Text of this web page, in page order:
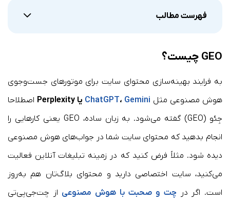
فهرست مطالب
GEO چیست؟
به فرایند بهینه‌سازی محتوای سایت برای موتورهای جست‌وجوی
هوش مصنوعی مثل
ChatGPT، Gemini یا Perplexity
اصطلاحا
جِئو (GEO) گفته می‌شود. به زبان ساده، GEO یعنی کارهایی را
انجام بدهید که محتوای سایت شما در جواب‌های هوش مصنوعی
دیده شود. مثلاً فرض کنید که در زمینه تبلیغات آنلاین فعالیت
می‌کنید، سایت اختصاصی دارید و محتوای بلاگ‌تان هم به‌روز
است. اگر درچت و صحبت با هوش مصنوعی از چت‌جی‌پی‌تی